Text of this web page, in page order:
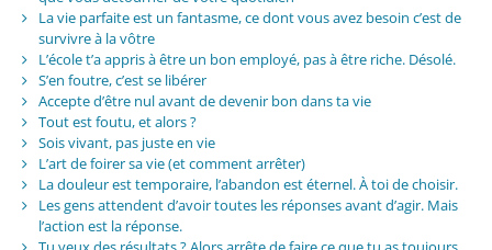
La vie parfaite est un fantasme, ce dont vous avez besoin c’est de
survivre à la vôtre
L’école t’a appris à être un bon employé, pas à être riche. Désolé.
S’en foutre, c’est se libérer
Accepte d’être nul avant de devenir bon dans ta vie
Tout est foutu, et alors ?
Sois vivant, pas juste en vie
L’art de foirer sa vie (et comment arrêter)
La douleur est temporaire, l’abandon est éternel. À toi de choisir.
Les gens attendent d’avoir toutes les réponses avant d’agir. Mais
l’action est la réponse.